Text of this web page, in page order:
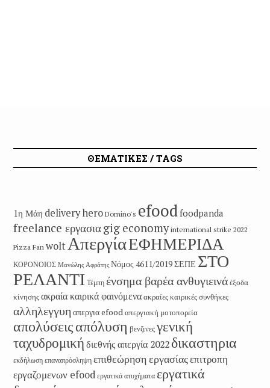
ΘΕΜΑΤΙΚΕΣ / TAGS
1η Μάη delivery hero Domino's efoodfoodpanda
freelance εργασιαgig economy international strike 2022
Pizza Fan woltΑπεργίαΕΦΗΜΕΡΙΔΑ
ΚΟΡΟΝΟΙΟΣ Μανώλης Αφράτης Νόμος 4611/2019ΣΕΠΕ ΣΤΟ
ΡΕΛΑΝΤΙ Τέμπη ένσημα βαρέα ανθυγιεινάέξοδα
κίνησηςακραία καιρικά φαινόμεναακραίες καιρικές συνθήκες
αλληλεγγυη απεργια efood απεργιακή μοτοπορεία
απολύσειςαπόλυση βενζινεςγενική
ταχυδρομική διεθνής απεργία 2022 δικαστηρια
εκδήλωση επαναπρόσληψη επιθεώρηση εργασίαςεπιτροπη
εργαζομενων efood εργατικά ατυχήματα εργατικά